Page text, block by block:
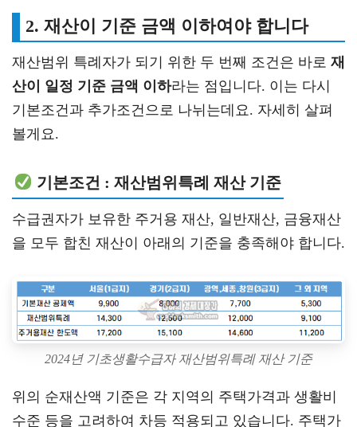
2. 재산이 기준 금액 이하여야 합니다
재산범위 특례자가 되기 위한 두 번째 조건은 바로 재
산이 일정 기준 금액 이하라는 점입니다. 이는 다시
기본조건과 추가조건으로 나뉘는데요. 자세히 살펴
볼게요.
기본조건 : 재산범위특례 재산 기준
수급권자가 보유한 주거용 재산, 일반재산, 금융재산
을 모두 합친 재산이 아래의 기준을 충족해야 합니다.
2024년 기초생활수급자 재산범위특례 재산 기준
위의 순재산액 기준은 각 지역의 주택가격과 생활비
수준 등을 고려하여 차등 적용되고 있습니다. 주택가